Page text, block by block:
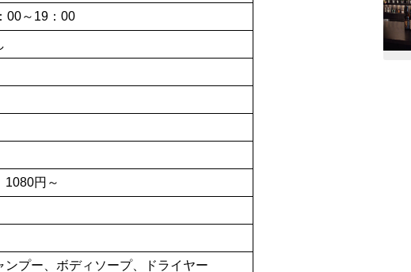
00～19：00
円～
ンプー、ボディソープ、ドライヤー